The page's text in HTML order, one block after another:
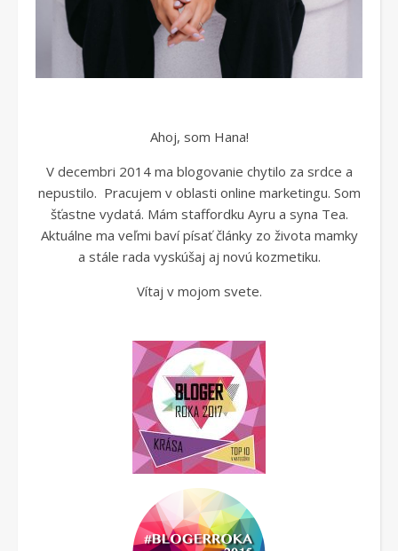
Ahoj, som Hana!
V decembri 2014 ma blogovanie chytilo za srdce a
nepustilo. Pracujem v oblasti online marketingu. Som
šťastne vydatá. Mám staffordku Ayru a syna Tea.
Aktuálne ma veľmi baví písať články zo života mamky
a stále rada vyskúšaj aj novú kozmetiku.
Vítaj v mojom svete.